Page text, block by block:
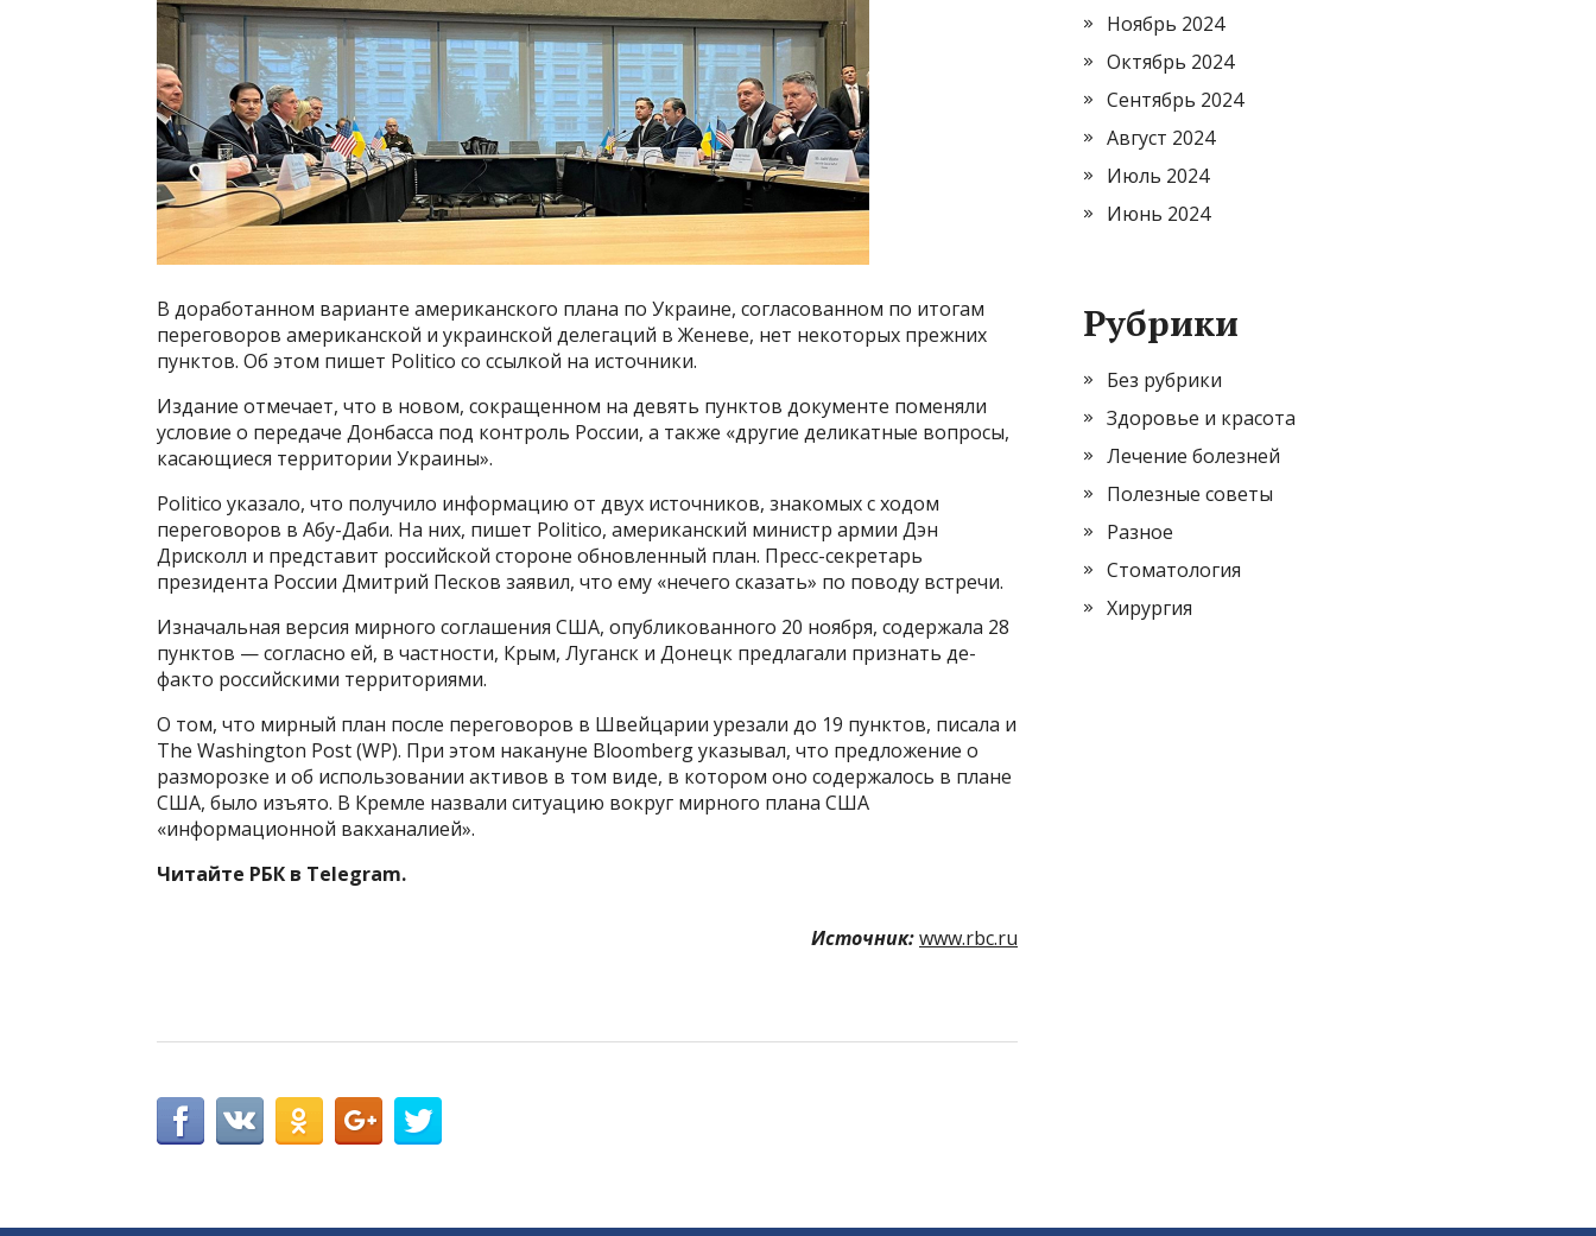
В доработанном варианте американского плана по Украине, согласованном по итогам
переговоров американской и украинской делегаций в Женеве, нет некоторых прежних
пунктов. Об этом пишет Politico со ссылкой на источники.
Издание отмечает, что в новом, сокращенном на девять пунктов документе поменяли
условие о передаче Донбасса под контроль России, а также «другие деликатные вопросы,
касающиеся территории Украины».
Politico указало, что получило информацию от двух источников, знакомых с ходом
переговоров в Абу-Даби. На них, пишет Politico, американский министр армии Дэн
Дрисколл и представит российской стороне обновленный план. Пресс-секретарь
президента России Дмитрий Песков заявил, что ему «нечего сказать» по поводу встречи.
Изначальная версия мирного соглашения США, опубликованного 20 ноября, содержала 28
пунктов — согласно ей, в частности, Крым, Луганск и Донецк предлагали признать де-
факто российскими территориями.
О том, что мирный план после переговоров в Швейцарии урезали до 19 пунктов, писала и
The Washington Post (WP). При этом накануне Bloomberg указывал, что предложение о
разморозке и об использовании активов в том виде, в котором оно содержалось в плане
США, было изъято. В Кремле назвали ситуацию вокруг мирного плана США
«информационной вакханалией».
Читайте РБК в Telegram.
Источник:www.rbc.ru
Ноябрь 2024
Октябрь 2024
Сентябрь 2024
Август 2024
Июль 2024
Июнь 2024
Рубрики
Без рубрики
Здоровье и красота
Лечение болезней
Полезные советы
Разное
Стоматология
Хирургия